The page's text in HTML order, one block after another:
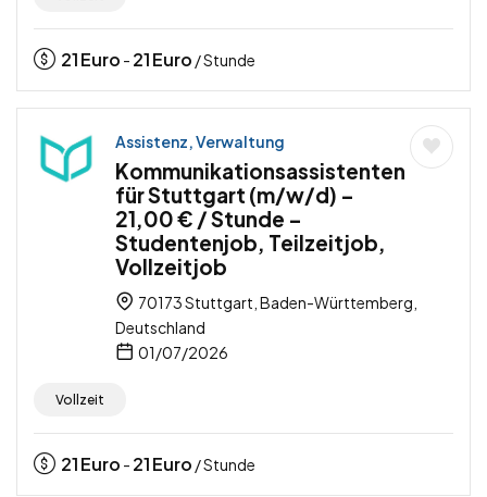
21Euro - 21Euro / Stunde
Assistenz, Verwaltung
Kommunikationsassistenten
für Stuttgart (m/w/d) –
21,00 € / Stunde –
Studentenjob, Teilzeitjob,
Vollzeitjob
70173 Stuttgart, Baden-Württemberg,
Deutschland
01/07/2026
Vollzeit
21Euro - 21Euro / Stunde